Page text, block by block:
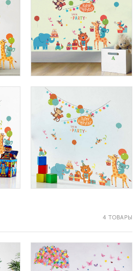
4 ТОВАРЫ